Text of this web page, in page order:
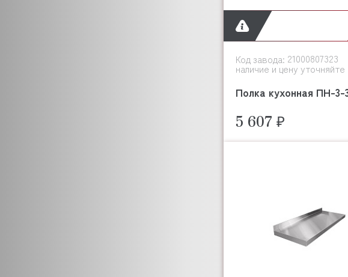
Код завода: 21000807323
наличие и цену уточняйте
Полка кухонная ПН-3-
5 607 ₽